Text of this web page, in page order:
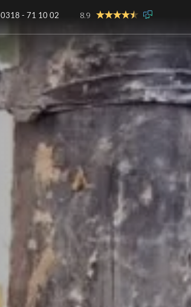
0318 - 71 10 02 8.9